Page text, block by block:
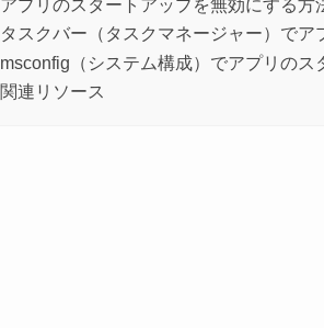
アプリのスタートアップを無効にする方
タスクバー（タスクマネージャー）で
msconfig（システム構成）でアプリの
関連リソース